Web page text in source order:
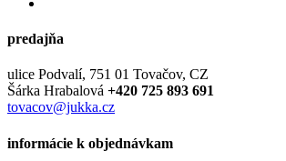
predajňa
ulice Podvalí, 751 01 Tovačov, CZ
Šárka Hrabalová +420 725 893 691
tovacov@jukka.cz
informácie k objednávkam